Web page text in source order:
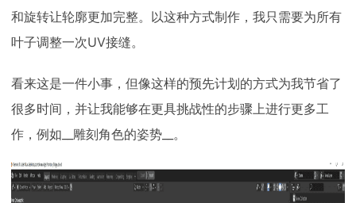
和旋转让轮廓更加完整。以这种方式制作，我只需要为所有
叶子调整一次UV接缝。
看来这是一件小事，但像这样的预先计划的方式为我节省了
很多时间，并让我能够在更具挑战性的步骤上进行更多工
作，例如__雕刻角色的姿势__。